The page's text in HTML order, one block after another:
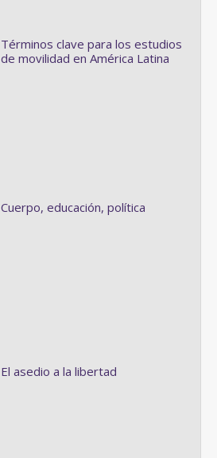
Términos clave para los estudios
de movilidad en América Latina
Cuerpo, educación, política
El asedio a la libertad